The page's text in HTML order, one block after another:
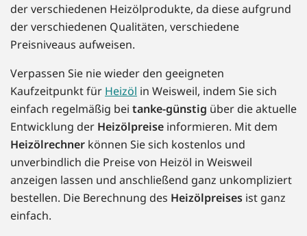
der verschiedenen Heizölprodukte, da diese aufgrund
der verschiedenen Qualitäten, verschiedene
Preisniveaus aufweisen.
Verpassen Sie nie wieder den geeigneten
Kaufzeitpunkt für Heizöl in Weisweil, indem Sie sich
einfach regelmäßig bei tanke-günstig über die aktuelle
Entwicklung der Heizölpreise informieren. Mit dem
Heizölrechner können Sie sich kostenlos und
unverbindlich die Preise von Heizöl in Weisweil
anzeigen lassen und anschließend ganz unkompliziert
bestellen. Die Berechnung des Heizölpreises ist ganz
einfach.